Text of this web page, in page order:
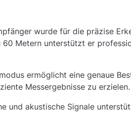
wurde für die präzise
Metern unterstützt er
ermöglicht eine genaue
Messergebnisse zu erzielen.
und akustische Signale